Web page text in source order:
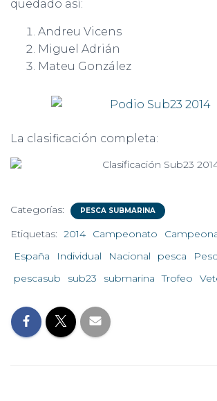
quedado así:
Andreu Vicens
Miguel Adrián
Mateu González
La clasificación completa:
Categorías: PESCA SUBMARINA
Etiquetas: 2014 Campeonato
España
Individual Nacional pesca
pescasub
sub23 submarina Trofeo